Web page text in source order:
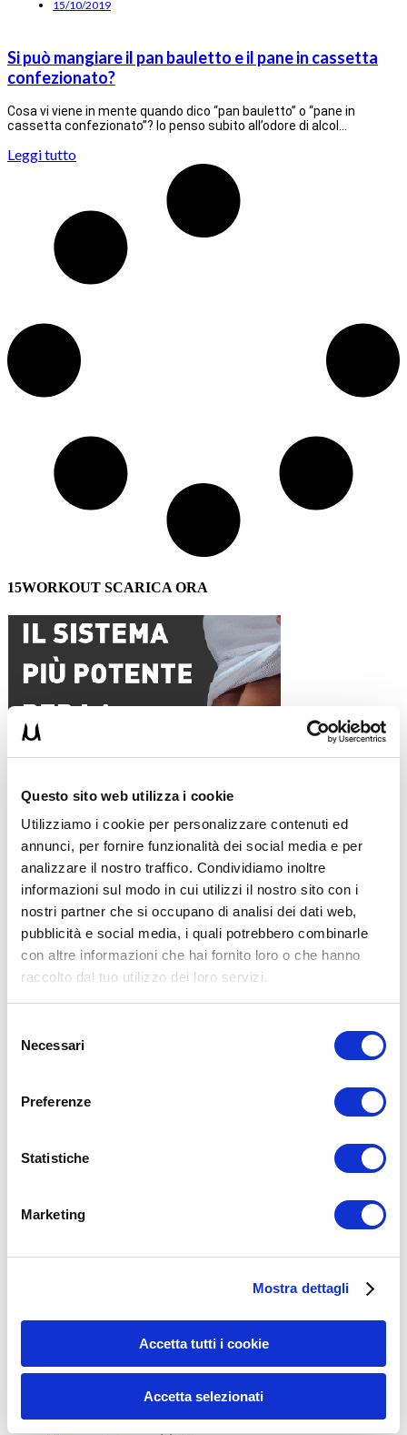
Questo sito web utilizza i cookie
Utilizziamo i cookie per personalizzare contenuti ed
annunci, per fornire funzionalità dei social media e per
analizzare il nostro traffico. Condividiamo inoltre
informazioni sul modo in cui utilizzi il nostro sito con i
nostri partner che si occupano di analisi dei dati web,
pubblicità e social media, i quali potrebbero combinarle
con altre informazioni che hai fornito loro o che hanno
raccolto dal tuo utilizzo dei loro servizi.
delNecessari
Preferenze
Statistiche
Marketing
Mostra dettagli
Accetta tutti i cookie
Accetta selezionati
15/10/2019
Si può mangiare il pan bauletto e il pane in cassetta
confezionato?
Cosa vi viene in mente quando dico “pan bauletto” o “pane in
cassetta confezionato”? Io penso subito all’odore di alcol…
Leggi tutto
15WORKOUT SCARICA ORA
ALLENATI CON ME!
15WORKOUT
Allenamento aerobico(16)
Allenamento Donne(75)